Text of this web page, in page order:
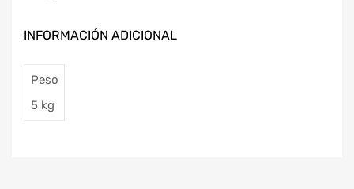
INFORMACIÓN ADICIONAL
Peso
5 kg